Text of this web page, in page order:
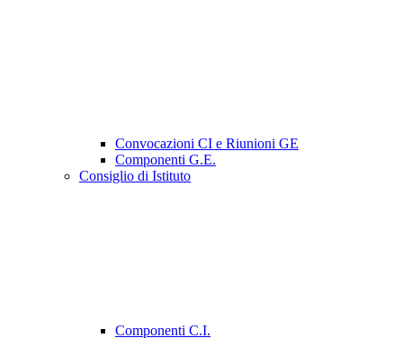
Convocazioni CI e Riunioni GE
Componenti G.E.
Consiglio di Istituto
Componenti C.I.